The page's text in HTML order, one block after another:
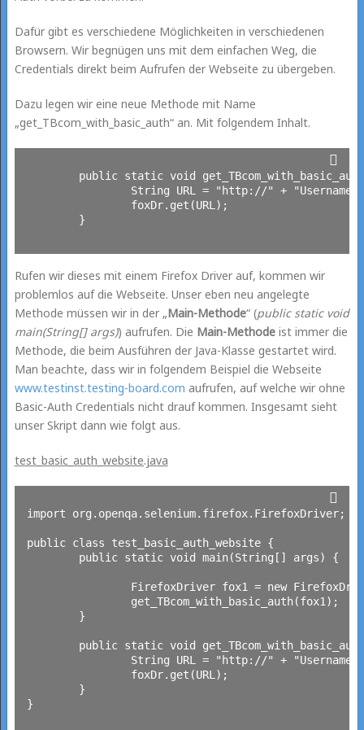
Dafür gibt es verschiedene Möglichkeiten in verschiedenen
Browsern. Wir begnügen uns mit dem einfachen Weg, die
Credentials direkt beim Aufrufen der Webseite zu übergeben.
Dazu legen wir eine neue Methode mit Name
„get_TBcom_with_basic_auth“ an. Mit folgendem Inhalt.
Rufen wir dieses mit einem Firefox Driver auf, kommen wir
problemlos auf die Webseite. Unser eben neu angelegte
Methode müssen wir in der „Main-Methode“ (public static void
main(String[] args)) aufrufen. Die Main-Methodeist immer die
Methode, die beim Ausführen der Java-Klasse gestartet wird.
Man beachte, dass wir in folgendem Beispiel die Webseite
www.testinst.testing-board.com aufrufen, auf welche wir ohne
Basic-Auth Credentials nicht drauf kommen. Insgesamt sieht
unser Skript dann wie folgt aus.
test_basic_auth_website.java
import org.openqa.selenium.firefox.FirefoxDriver;
public class test_basic_auth_website {
}